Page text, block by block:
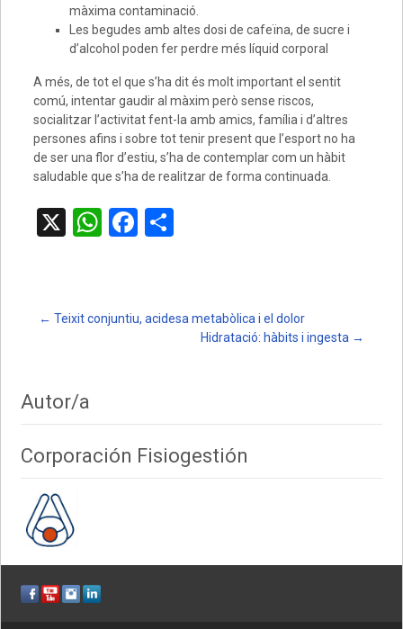
màxima contaminació.
Les begudes amb altes dosi de cafeïna, de sucre i
d’alcohol poden fer perdre més líquid corporal
A més, de tot el que s’ha dit és molt important el sentit
comú, intentar gaudir al màxim però sense riscos,
socialitzar l’activitat fent-la amb amics, família i d’altres
persones afins i sobre tot tenir present que l’esport no ha
de ser una flor d’estiu, s’ha de contemplar com un hàbit
saludable que s’ha de realitzar de forma continuada.
X W
s
A
F
b
C
p
Post
navigation
← Teixit conjuntiu, acidesa metabòlica i el dolor
Hidratació: hàbits i ingesta →
Autor/a
Corporación Fisiogestión